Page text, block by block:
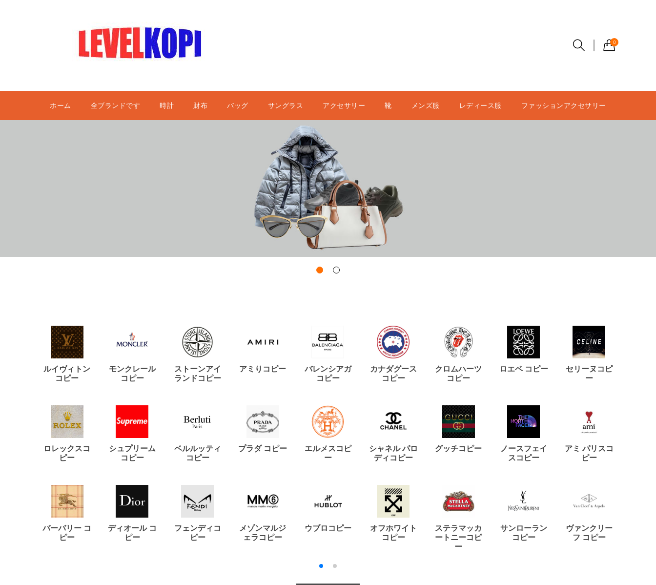
0
ホーム 全ブランドです 時計 財布 バッグ サングラス アクセサリー 靴 メンズ服 レディース服 ファッションアクセサリー
ルイヴィトン
コピー
モンクレール
コピー
ストーンアイ
ランドコピー
アミりコピー
バレンシアガ
コピー
カナダグース
コピー
クロムハーツ
コピー
ロエベ コピー
セリーヌコピ
ー
ロレックスコ
ピー
シュプリーム
コピー
ベルルッティ
コピー
プラダ コピー
エルメスコピ
ー
シャネル パロ
ディコピー
グッチコピー
ノースフェイ
スコピー
アミ パリスコ
ピー
バーバリー コ
ピー
ディオール コ
ピー
フェンディコ
ピー
メゾンマルジ
ェラコピー
ウブロコピー
オフホワイト
コピー
ステラマッカ
ートニーコピ
ー
サンローラン
コピー
ヴァンクリー
フ コピー